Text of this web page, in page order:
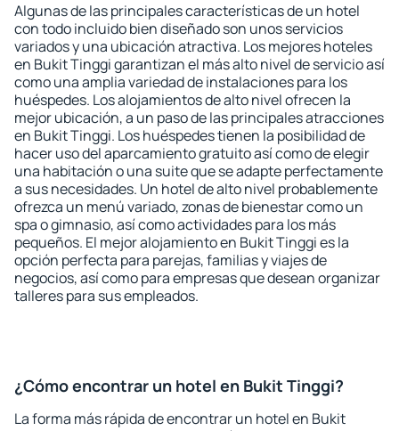
Algunas de las principales características de un hotel
con todo incluido bien diseñado son unos servicios
variados y una ubicación atractiva. Los mejores hoteles
en Bukit Tinggi garantizan el más alto nivel de servicio así
como una amplia variedad de instalaciones para los
huéspedes. Los alojamientos de alto nivel ofrecen la
mejor ubicación, a un paso de las principales atracciones
en Bukit Tinggi. Los huéspedes tienen la posibilidad de
hacer uso del aparcamiento gratuito así como de elegir
una habitación o una suite que se adapte perfectamente
a sus necesidades. Un hotel de alto nivel probablemente
ofrezca un menú variado, zonas de bienestar como un
spa o gimnasio, así como actividades para los más
pequeños. El mejor alojamiento en Bukit Tinggi es la
opción perfecta para parejas, familias y viajes de
negocios, así como para empresas que desean organizar
talleres para sus empleados.
¿Cómo encontrar un hotel en Bukit Tinggi?
La forma más rápida de encontrar un hotel en Bukit